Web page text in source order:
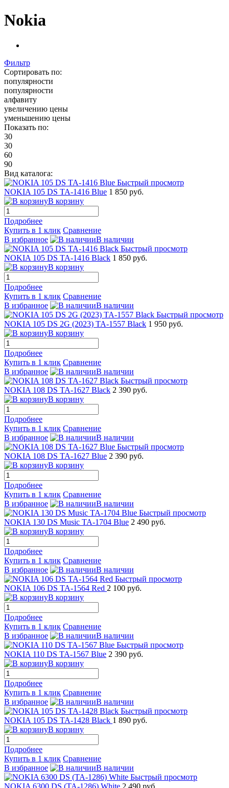
Nokia
Фильтр
Сортировать по:
популярности
популярности
алфавиту
увеличению цены
уменьшению цены
Показать по:
30
30
60
90
Вид каталога:
Быстрый просмотр
NOKIA 105 DS TA-1416 Blue 1 850 руб.
В корзину
Подробнее
Купить в 1 клик Сравнение
В избранное
В наличии
Быстрый просмотр
NOKIA 105 DS TA-1416 Black 1 850 руб.
В корзину
Подробнее
Купить в 1 клик Сравнение
В избранное
В наличии
Быстрый просмотр
NOKIA 105 DS 2G (2023) TA-1557 Black 1 950 руб.
В корзину
Подробнее
Купить в 1 клик Сравнение
В избранное
В наличии
Быстрый просмотр
NOKIA 108 DS TA-1627 Black 2 390 руб.
В корзину
Подробнее
Купить в 1 клик Сравнение
В избранное
В наличии
Быстрый просмотр
NOKIA 108 DS TA-1627 Blue 2 390 руб.
В корзину
Подробнее
Купить в 1 клик Сравнение
В избранное
В наличии
Быстрый просмотр
NOKIA 130 DS Music TA-1704 Blue 2 490 руб.
В корзину
Подробнее
Купить в 1 клик Сравнение
В избранное
В наличии
Быстрый просмотр
NOKIA 106 DS TA-1564 Red 2 100 руб.
В корзину
Подробнее
Купить в 1 клик Сравнение
В избранное
В наличии
Быстрый просмотр
NOKIA 110 DS TA-1567 Blue 2 390 руб.
В корзину
Подробнее
Купить в 1 клик Сравнение
В избранное
В наличии
Быстрый просмотр
NOKIA 105 DS TA-1428 Black 1 890 руб.
В корзину
Подробнее
Купить в 1 клик Сравнение
В избранное
В наличии
Быстрый просмотр
NOKIA 6300 DS (TA-1286) White 2 490 руб.